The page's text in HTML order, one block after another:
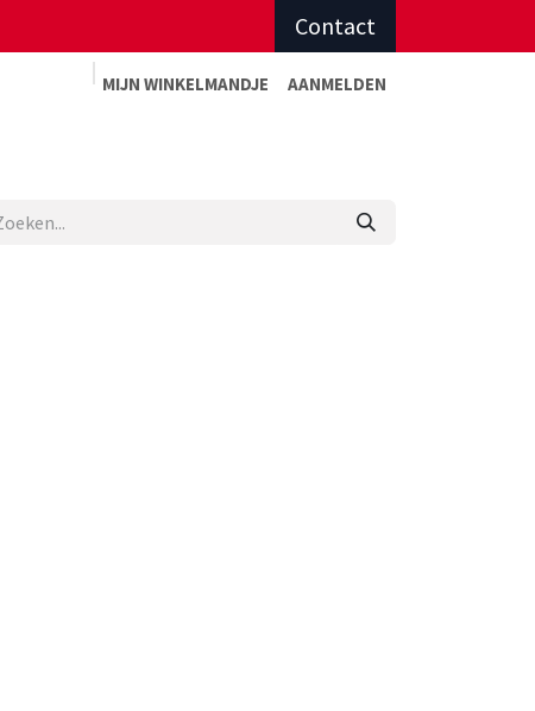
Contact
MIJN WINKELMANDJE AANMELDEN